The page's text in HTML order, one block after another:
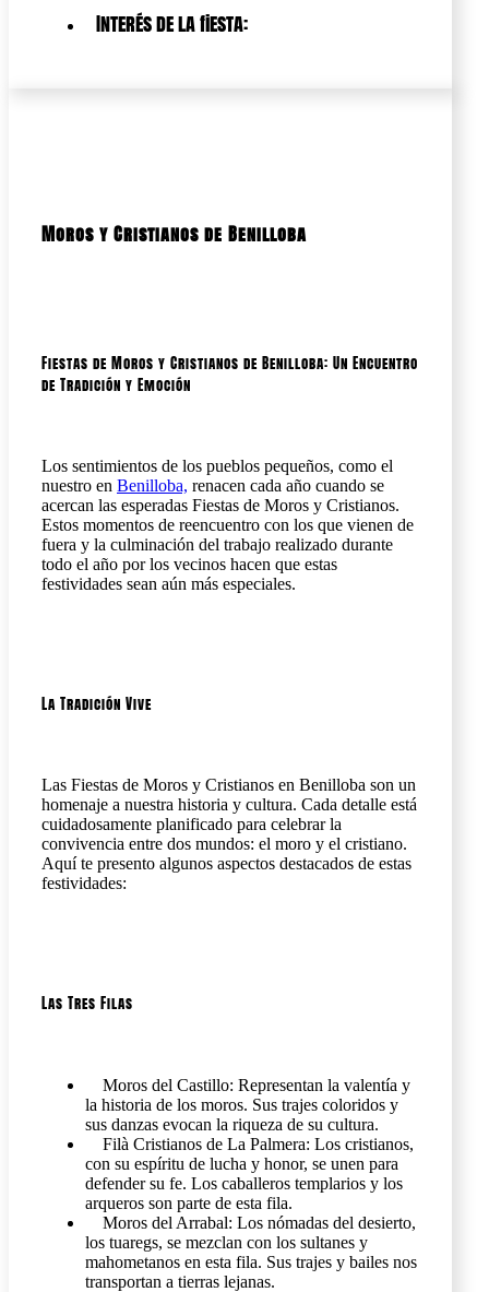
Interés de la fiesta:
Moros y Cristianos de Benilloba
Fiestas de Moros y Cristianos de Benilloba: Un Encuentro
de Tradición y Emoción
Los sentimientos de los pueblos pequeños, como el
nuestro en Benilloba, renacen cada año cuando se
acercan las esperadas Fiestas de Moros y Cristianos.
Estos momentos de reencuentro con los que vienen de
fuera y la culminación del trabajo realizado durante
todo el año por los vecinos hacen que estas
festividades sean aún más especiales.
La Tradición Vive
Las Fiestas de Moros y Cristianos en Benilloba son un
homenaje a nuestra historia y cultura. Cada detalle está
cuidadosamente planificado para celebrar la
convivencia entre dos mundos: el moro y el cristiano.
Aquí te presento algunos aspectos destacados de estas
festividades:
Las Tres Filas
Moros del Castillo: Representan la valentía y
la historia de los moros. Sus trajes coloridos y
sus danzas evocan la riqueza de su cultura.
Filà Cristianos de La Palmera: Los cristianos,
con su espíritu de lucha y honor, se unen para
defender su fe. Los caballeros templarios y los
arqueros son parte de esta fila.
Moros del Arrabal: Los nómadas del desierto,
los tuaregs, se mezclan con los sultanes y
mahometanos en esta fila. Sus trajes y bailes nos
transportan a tierras lejanas.